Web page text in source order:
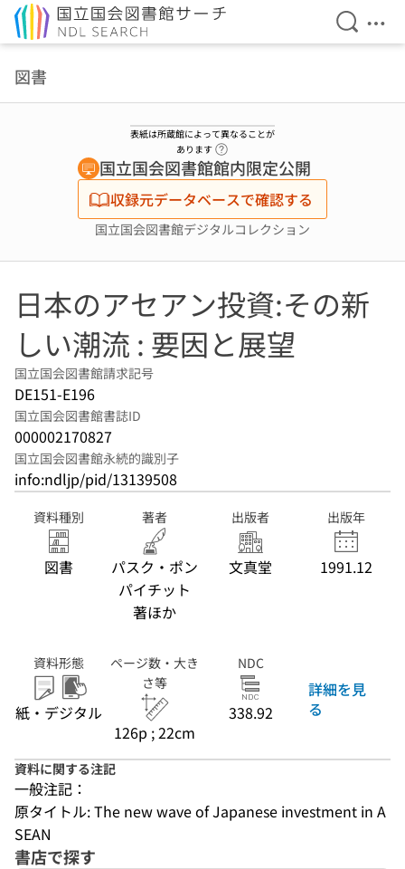
検索を
メ
図書
表紙は所蔵館によって異なることが
あります
国立国会図書館館内限定公開
収録元データベースで確認する
国立国会図書館デジタルコレクション
日本のアセアン投資:その新
しい潮流 : 要因と展望
国立国会図書館請求記号
DE151-E196
国立国会図書館書誌ID
000002170827
国立国会図書館永続的識別子
info:ndljp/pid/13139508
資料種別
図書
著者
パスク・ポン
パイチット
著ほか
出版者
文真堂
出版年
1991.12
資料形態
紙・デジタル
ページ数・大き
さ等
126p ; 22cm
NDC
338.92
詳細を見
る
資料に関する注記
一般注記：
原タイトル: The new wave of Japanese investment in A
SEAN
書店で探す